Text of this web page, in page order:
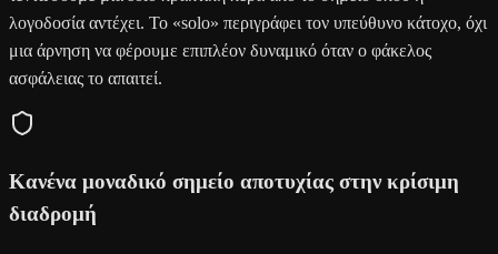
λογοδοσία αντέχει. Το «solo» περιγράφει τον υπεύθυνο κάτοχο, όχι
μια άρνηση να φέρουμε επιπλέον δυναμικό όταν ο φάκελος
ασφάλειας το απαιτεί.
Κανένα μοναδικό σημείο αποτυχίας στην κρίσιμη
διαδρομή